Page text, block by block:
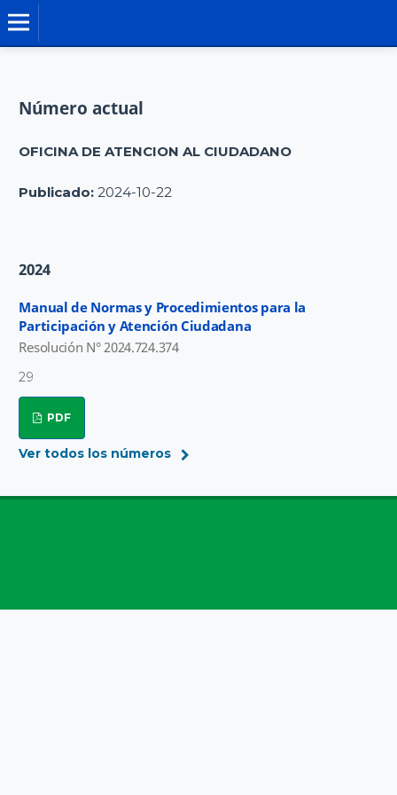
Número actual
OFICINA DE ATENCION AL CIUDADANO
Publicado:2024-10-22
2024
Manual de Normas y Procedimientos para la
Participación y Atención Ciudadana
Resolución N° 2024.724.374
29
PDF
Ver todos los números